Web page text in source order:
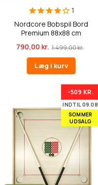
1
Nordcore Bobspil Bord
Premium 88x88 cm
790,00 kr. 1.499,00 kr.
Læg i kurv
-509 KR.
INDTIL 09.08
SOMMER
UDSALG